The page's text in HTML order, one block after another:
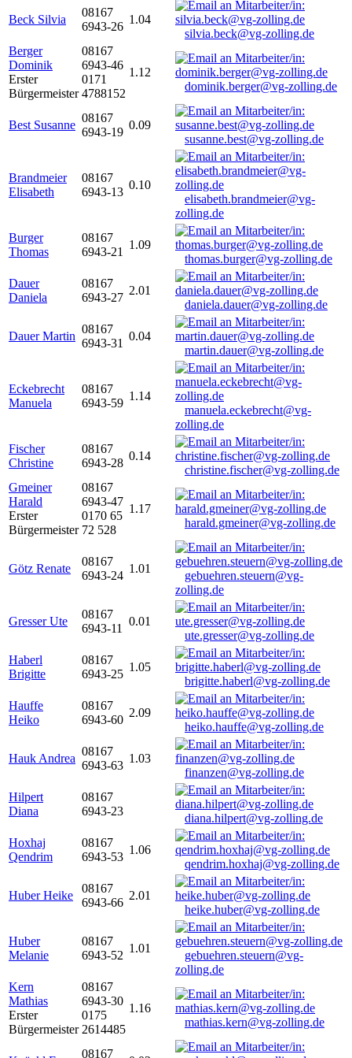
Beck Silvia
08167
6943-26
1.04
silvia.beck@vg-zolling.de
Berger
Dominik
Erster
Bürgermeister
08167
6943-46
0171
4788152
1.12
dominik.berger@vg-zolling.de
Best Susanne
08167
6943-19
0.09
susanne.best@vg-zolling.de
Brandmeier
Elisabeth
08167
6943-13
0.10
elisabeth.brandmeier@vg-
zolling.de
Burger
Thomas
08167
6943-21
1.09
thomas.burger@vg-zolling.de
Dauer
Daniela
08167
6943-27
2.01
daniela.dauer@vg-zolling.de
Dauer Martin
08167
6943-31
0.04
martin.dauer@vg-zolling.de
Eckebrecht
Manuela
08167
6943-59
1.14
manuela.eckebrecht@vg-
zolling.de
Fischer
Christine
08167
6943-28
0.14
christine.fischer@vg-zolling.de
Gmeiner
Harald
Erster
Bürgermeister
08167
6943-47
0170 65
72 528
1.17
harald.gmeiner@vg-zolling.de
Götz Renate
08167
6943-24
1.01
gebuehren.steuern@vg-
zolling.de
Gresser Ute
08167
6943-11
0.01
ute.gresser@vg-zolling.de
Haberl
Brigitte
08167
6943-25
1.05
brigitte.haberl@vg-zolling.de
Hauffe
Heiko
08167
6943-60
2.09
heiko.hauffe@vg-zolling.de
Hauk Andrea
08167
6943-63
1.03
finanzen@vg-zolling.de
Hilpert
Diana
08167
6943-23
diana.hilpert@vg-zolling.de
Hoxhaj
Qendrim
08167
6943-53
1.06
qendrim.hoxhaj@vg-zolling.de
Huber Heike
08167
6943-66
2.01
heike.huber@vg-zolling.de
Huber
Melanie
08167
6943-52
1.01
gebuehren.steuern@vg-
zolling.de
Kern
Mathias
Erster
Bürgermeister
08167
6943-30
0175
2614485
1.16
mathias.kern@vg-zolling.de
08167